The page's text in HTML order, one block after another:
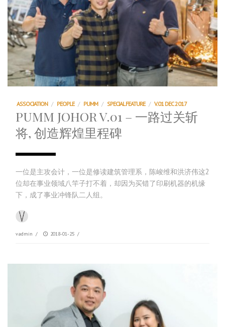
ASSOCIATION / PEOPLE / PUMM / SPECIAL FEATURE / V.01 DEC 2017
PUMM JOHOR V.01 – 一路过关斩
将, 创造辉煌里程碑
一位是主攻会计，一位是修读建筑管理系，陈峻维和洪济伟这2
位却在事业领域八竿子打不着，却因为买错了印刷机器的机缘
下，成了事业冲锋队二人组。
vadmin / 2018-01-25 /